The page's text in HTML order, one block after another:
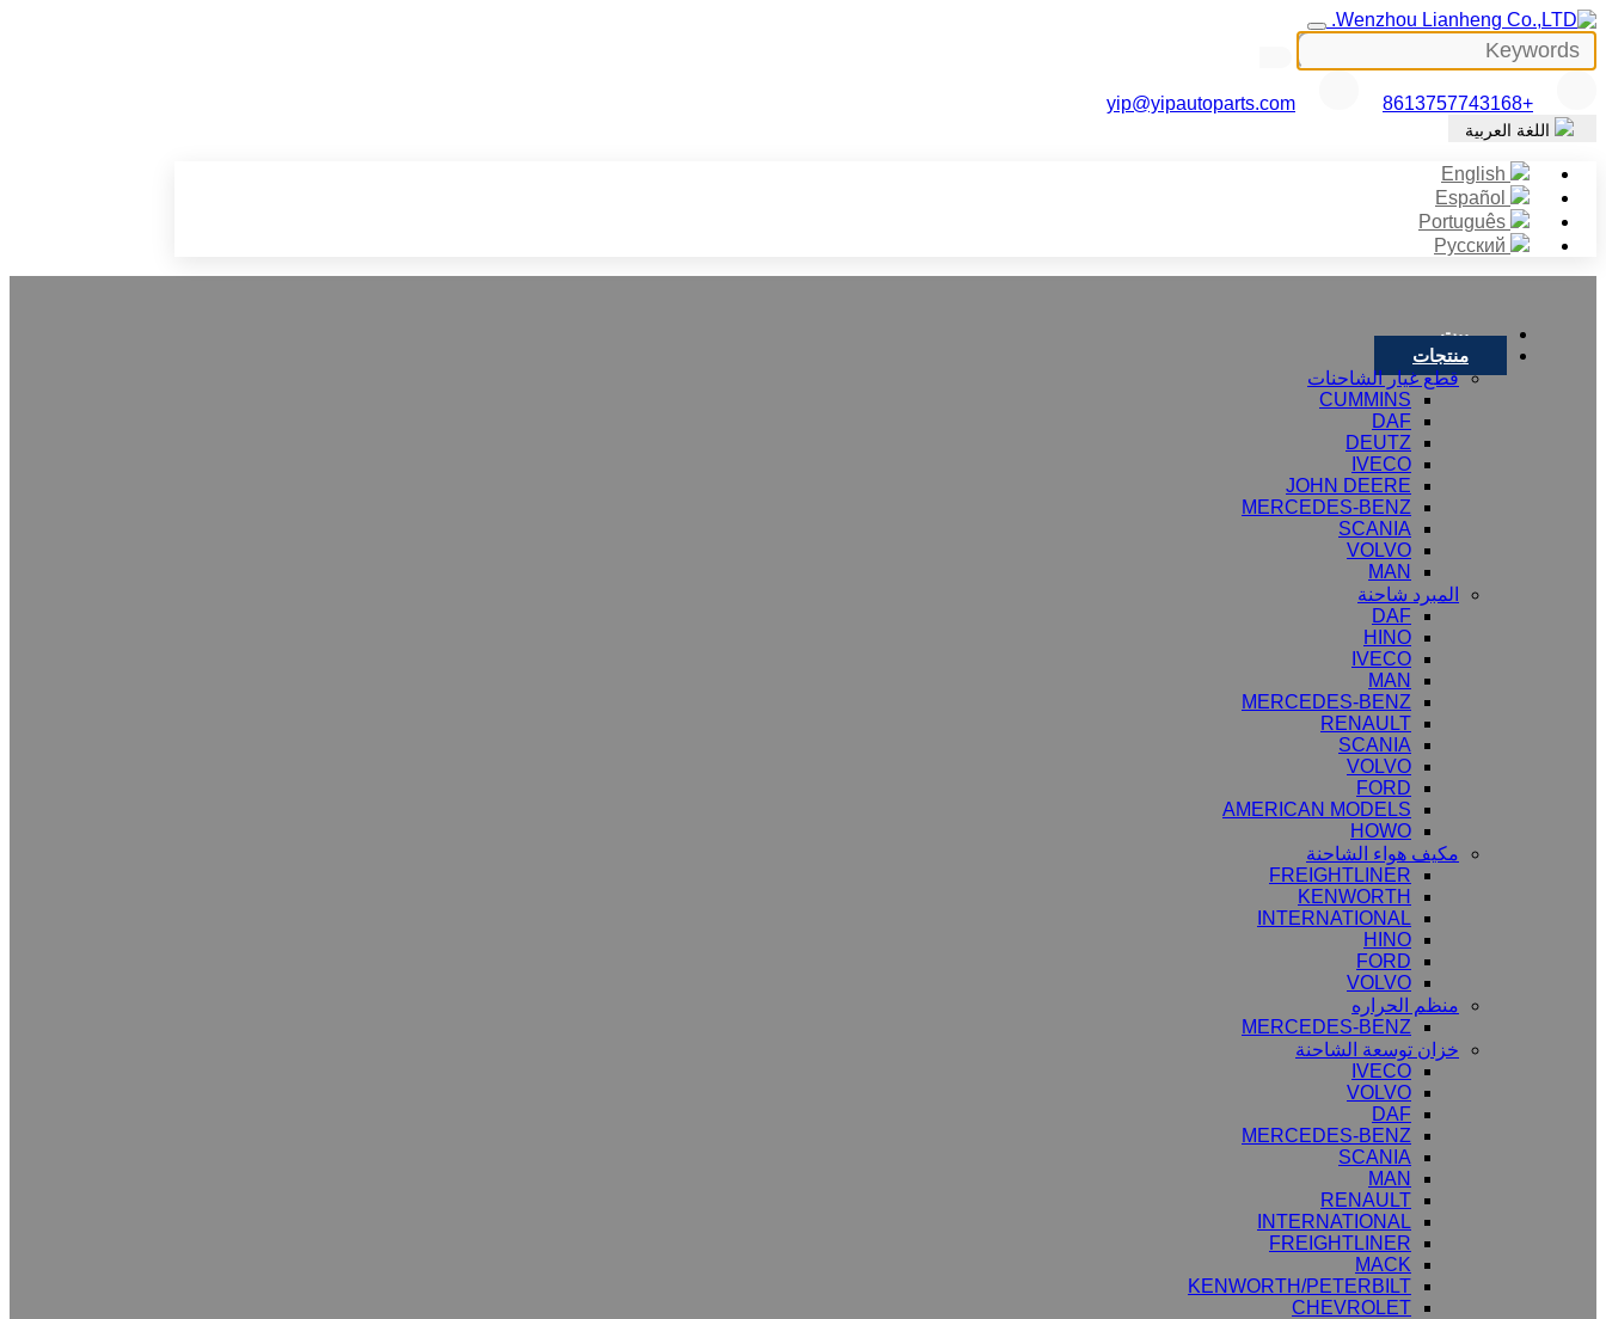
+8613757743168
yip@yipautoparts.com
اللغة العربية
بيت
منتجات
قطع غيار الشاحنات
CUMMINS
DAF
DEUTZ
IVECO
JOHN DEERE
MERCEDES-BENZ
SCANIA
VOLVO
MAN
المبرد شاحنة
DAF
HINO
IVECO
MAN
MERCEDES-BENZ
RENAULT
SCANIA
VOLVO
FORD
AMERICAN MODELS
HOWO
مكيف هواء الشاحنة
FREIGHTLINER
KENWORTH
INTERNATIONAL
HINO
FORD
VOLVO
منظم الحراره
MERCEDES-BENZ
خزان توسعة الشاحنة
IVECO
VOLVO
DAF
MERCEDES-BENZ
SCANIA
MAN
RENAULT
INTERNATIONAL
FREIGHTLINER
MACK
KENWORTH/PETERBILT
CHEVROLET